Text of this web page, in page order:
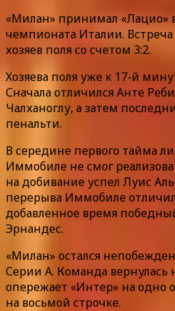
«Милан» принимал «Лацио»
чемпионата Италии.
хозяев поля со счетом 3:2.
Хозяева поля уже к 17-й
Сначала отличился Анте
Чалханоглу, а затем
пенальти.
В середине первого тайма
Иммобиле не смог
на добивание успел Луис
перерыва Иммобиле
добавленное время
Эрнандес.
«Милан» остался
Серии А. Команда вернулась
опережает «Интер» на одно
на восьмой строчке.